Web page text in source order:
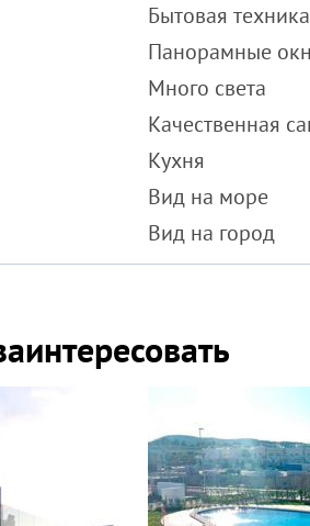
Бытовая техника
Панорамные
Много света
Качественная
Кухня
Вид на море
Вид на город